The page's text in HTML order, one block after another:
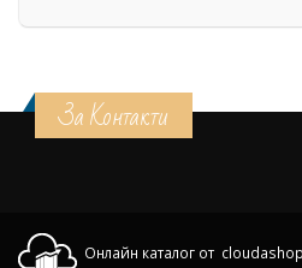
За Контакти
Онлайн каталог от